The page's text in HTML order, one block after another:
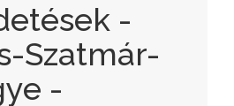
-
Szatmár-
-